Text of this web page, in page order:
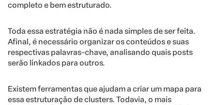
completo e bem estruturado.
Toda essa estratégia não é nada simples de ser feita.
Afinal, é necessário organizar os conteúdos e suas
respectivas palavras-chave, analisando quais posts
serão linkados para outros.
Existem ferramentas que ajudam a criar um mapa para
essa estruturação de clusters. Todavia, o mais